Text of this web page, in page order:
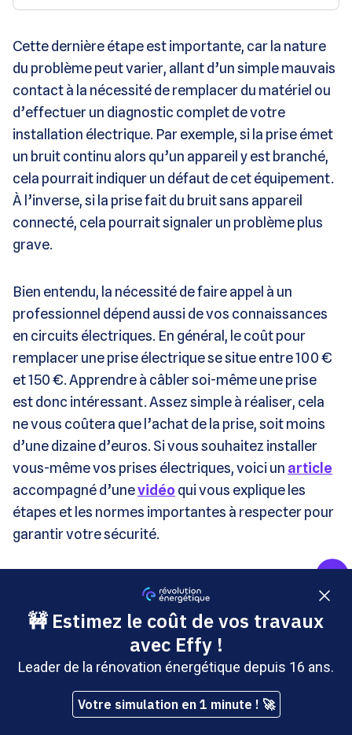
Cette dernière étape est importante, car la nature
du problème peut varier, allant d’un simple mauvais
contact à la nécessité de remplacer du matériel ou
d’effectuer un diagnostic complet de votre
installation électrique. Par exemple, si la prise émet
un bruit continu alors qu’un appareil y est branché,
cela pourrait indiquer un défaut de cet équipement.
À l’inverse, si la prise fait du bruit sans appareil
connecté, cela pourrait signaler un problème plus
grave.
Bien entendu, la nécessité de faire appel à un
professionnel dépend aussi de vos connaissances
en circuits électriques. En général, le coût pour
remplacer une prise électrique se situe entre 100 €
et 150 €. Apprendre à câbler soi-même une prise
est donc intéressant. Assez simple à réaliser, cela
ne vous coûtera que l’achat de la prise, soit moins
d’une dizaine d’euros. Si vous souhaitez installer
vous-même vos prises électriques, voici un article
accompagné d’unevidéo qui vous explique les
étapes et les normes importantes à respecter pour
garantir votre sécurité.
La suite de votre contenu après cette annonce